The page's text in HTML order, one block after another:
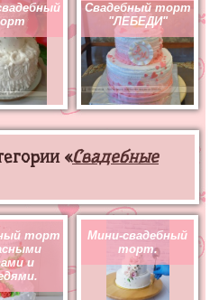
Свадебный торт
"ЛЕБЕДИ"
«Свадебные
торт
и
Мини-свадебный
торт.